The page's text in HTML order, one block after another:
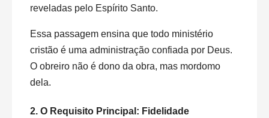
reveladas pelo Espírito Santo.
Essa passagem ensina que todo ministério
cristão é uma administração confiada por Deus.
O obreiro não é dono da obra, mas mordomo
dela.
2. O Requisito Principal: Fidelidade